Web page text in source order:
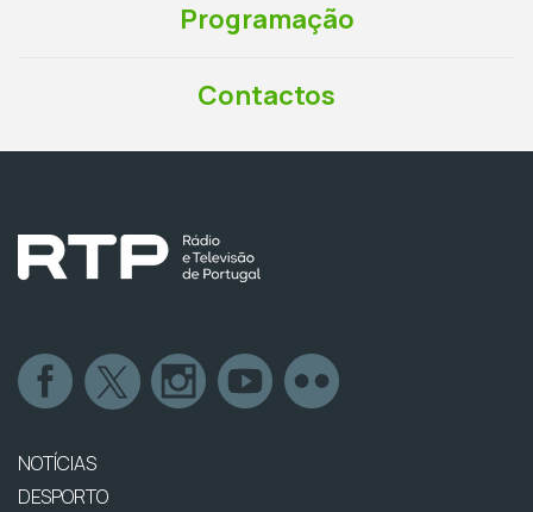
Programação
Contactos
NOTÍCIAS
DESPORTO